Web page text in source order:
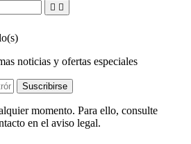
 
noticias y ofertas especiales
momento. Para ello, consulte
en el aviso legal.